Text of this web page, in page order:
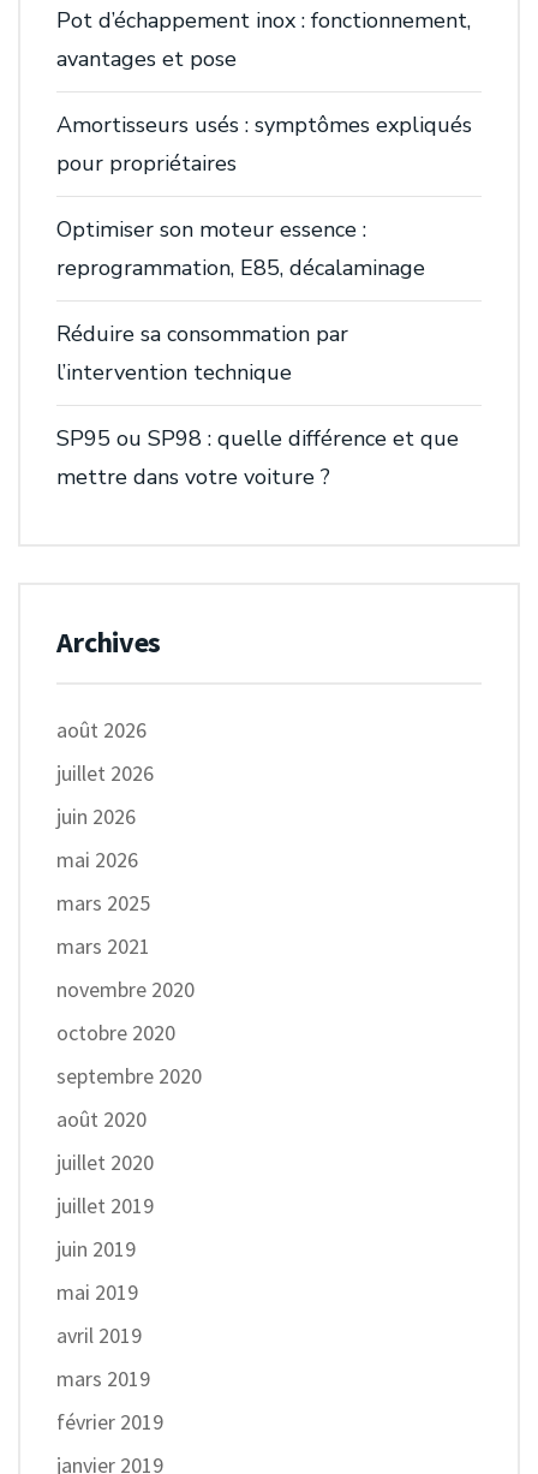
Pot d’échappement inox : fonctionnement,
avantages et pose
Amortisseurs usés : symptômes expliqués
pour propriétaires
Optimiser son moteur essence :
reprogrammation, E85, décalaminage
Réduire sa consommation par
l’intervention technique
SP95 ou SP98 : quelle différence et que
mettre dans votre voiture ?
Archives
août 2026
juillet 2026
juin 2026
mai 2026
mars 2025
mars 2021
novembre 2020
octobre 2020
septembre 2020
août 2020
juillet 2020
juillet 2019
juin 2019
mai 2019
avril 2019
mars 2019
février 2019
janvier 2019